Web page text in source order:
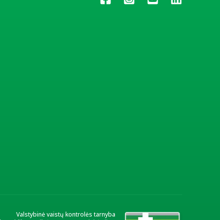
Valstybinė vaistų kontrolės tarnyba